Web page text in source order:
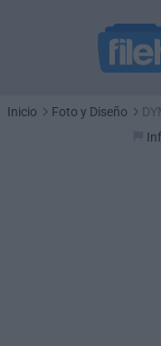
Inicio Foto y Diseño